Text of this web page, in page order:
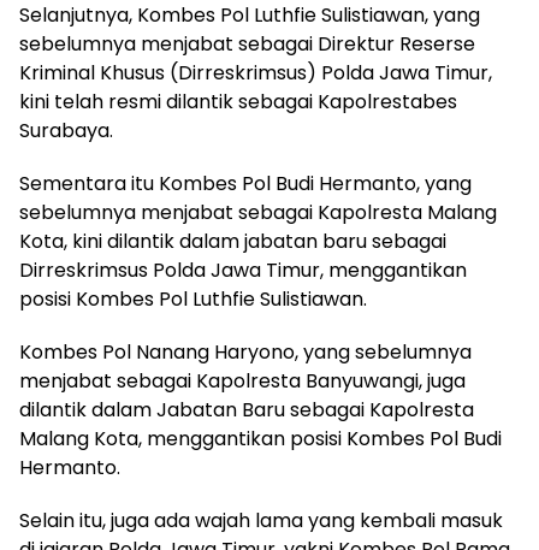
Selanjutnya, Kombes Pol Luthfie Sulistiawan, yang
sebelumnya menjabat sebagai Direktur Reserse
Kriminal Khusus (Dirreskrimsus) Polda Jawa Timur,
kini telah resmi dilantik sebagai Kapolrestabes
Surabaya.
Sementara itu Kombes Pol Budi Hermanto, yang
sebelumnya menjabat sebagai Kapolresta Malang
Kota, kini dilantik dalam jabatan baru sebagai
Dirreskrimsus Polda Jawa Timur, menggantikan
posisi Kombes Pol Luthfie Sulistiawan.
Kombes Pol Nanang Haryono, yang sebelumnya
menjabat sebagai Kapolresta Banyuwangi, juga
dilantik dalam Jabatan Baru sebagai Kapolresta
Malang Kota, menggantikan posisi Kombes Pol Budi
Hermanto.
Selain itu, juga ada wajah lama yang kembali masuk